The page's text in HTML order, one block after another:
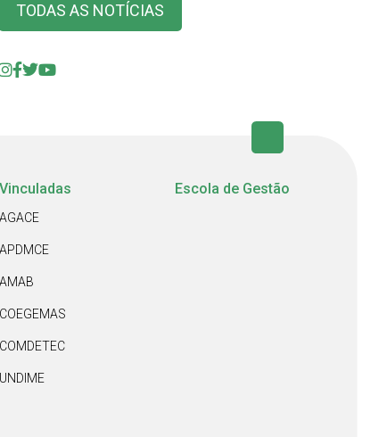
TODAS AS NOTÍCIAS
Vinculadas
AGACE
APDMCE
AMAB
COEGEMAS
COMDETEC
UNDIME
Escola de Gestão